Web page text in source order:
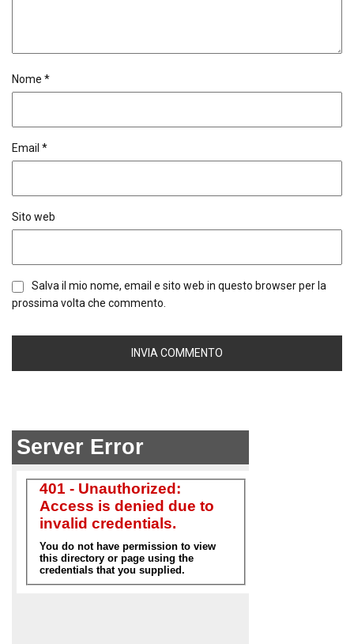
Nome *
Email *
Sito web
Salva il mio nome, email e sito web in questo browser per la
prossima volta che commento.